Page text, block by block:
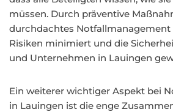
müssen. Durch präventive
durchdachtes
Risiken minimiert und die
und Unternehmen in Lauingen
Ein weiterer wichtiger Aspekt bei
in Lauingen ist die enge